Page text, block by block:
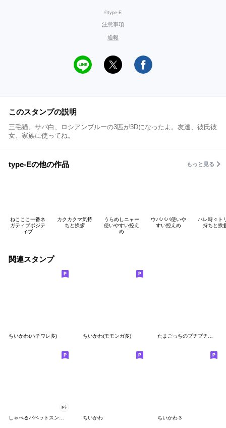
©type-E
注意事項
通報
このスタンプの説明
三毛猫、サバ白、ロシアンブルーの3匹が3Dになったよ。友達、彼氏彼
女、家族に使ってね。
type-Eの他の作品 もっと見る
ねこここ一番ネ
ガティブポジテ
ィブ
カクカクマ気持
ちと挨拶
うらめしニャー
使いやすい控え
め
ウパパパ使いや
すい控えめ
ハレ時々ト
持ちと挨
関連スタンプ
ちいかわ(ハチワレ多) ちいかわ(モモンガ多) たまごっちのプチプチおみせっち
ちいかわ ちいかわ３